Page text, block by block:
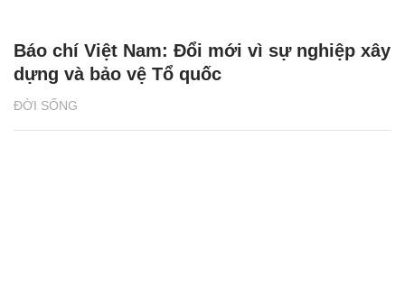
ĐỜI SỐNG
Báo chí Việt Nam: Đổi mới vì sự nghiệp xây
dựng và bảo vệ Tổ quốc